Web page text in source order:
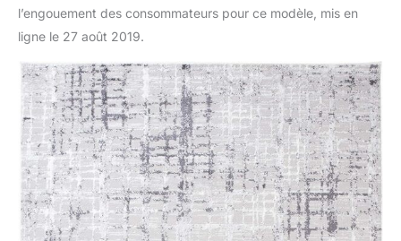
l’engouement des consommateurs pour ce modèle, mis en
ligne le 27 août 2019.